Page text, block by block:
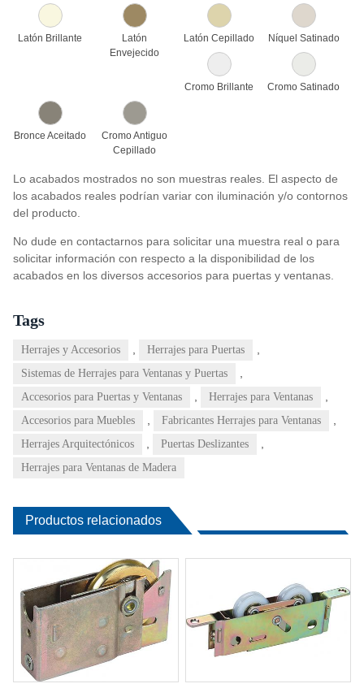
Latón Brillante
Latón
Envejecido
Latón Cepillado Níquel Satinado
Cromo Brillante Cromo Satinado
Bronce Aceitado
Cromo Antiguo
Cepillado
Lo acabados mostrados no son muestras reales. El aspecto de
los acabados reales podrían variar con iluminación y/o contornos
del producto.
No dude en contactarnos para solicitar una muestra real o para
solicitar información con respecto a la disponibilidad de los
acabados en los diversos accesorios para puertas y ventanas.
Tags
Herrajes y Accesorios Herrajes para Puertas
Sistemas de Herrajes para Ventanas y Puertas
Accesorios para Puertas y Ventanas Herrajes para Ventanas
Accesorios para Muebles Fabricantes Herrajes para Ventanas
Herrajes Arquitectónicos Puertas Deslizantes
Herrajes para Ventanas de Madera
Productos relacionados